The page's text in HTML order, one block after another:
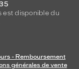
est disponible du
- Remboursement
générales de vente